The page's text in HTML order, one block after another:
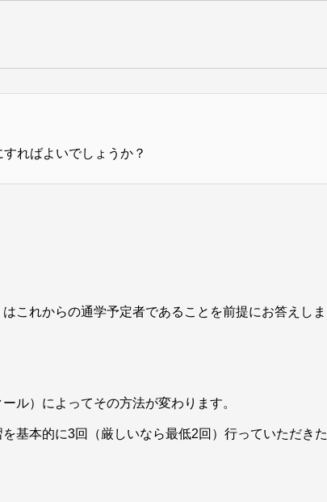
ればよいでしょうか？
これからの通学予定者であることを前提にお答えしま
ル）によってその方法が変わります。
基本的に3回（厳しいなら最低2回）行っていただきた